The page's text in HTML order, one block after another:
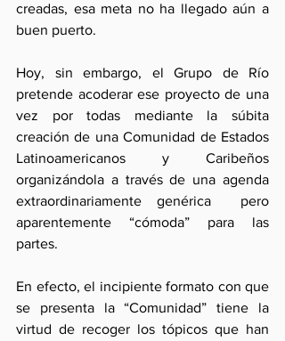
creadas, esa meta no ha llegado aún a
buen puerto.
Hoy, sin embargo, el Grupo de Río
pretende acoderar ese proyecto de una
vez por todas mediante la súbita
creación de una Comunidad de Estados
Latinoamericanos y Caribeños
organizándola a través de una agenda
extraordinariamente genérica  pero
aparentemente “cómoda” para las
partes.
En efecto, el incipiente formato con que
se presenta la “Comunidad” tiene la
virtud de recoger los tópicos que han